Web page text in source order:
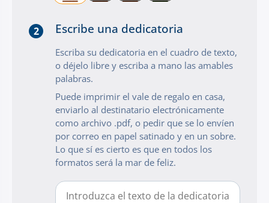
2 Escribe una dedicatoria
Escriba su dedicatoria en el cuadro de texto,
o déjelo libre y escriba a mano las amables
palabras.
Puede imprimir el vale de regalo en casa,
enviarlo al destinatario electrónicamente
como archivo .pdf, o pedir que se lo envíen
por correo en papel satinado y en un sobre.
Lo que sí es cierto es que en todos los
formatos será la mar de feliz.